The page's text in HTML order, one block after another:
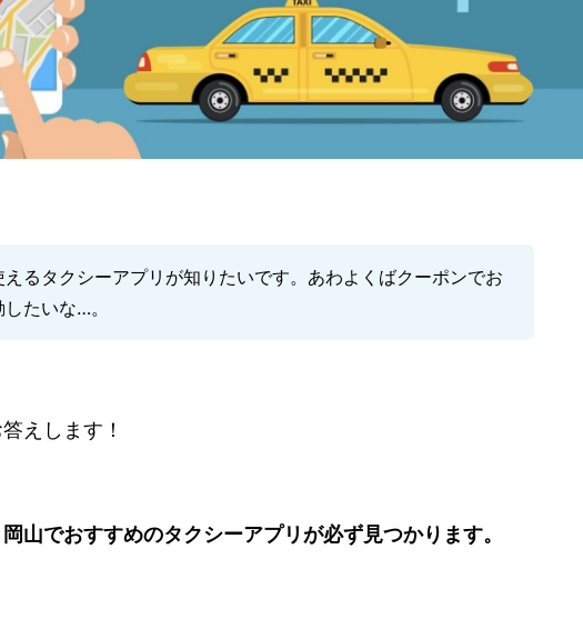
えるタクシーアプリが知りたいです。あわよくばクーポンでお
たいな…。
えします！
岡山でおすすめのタクシーアプリが必ず見つかります。